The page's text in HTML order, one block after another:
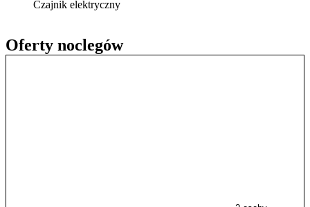
Oferty noclegów
Czajnik elektryczny